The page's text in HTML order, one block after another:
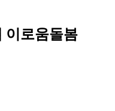
이로움돌봄